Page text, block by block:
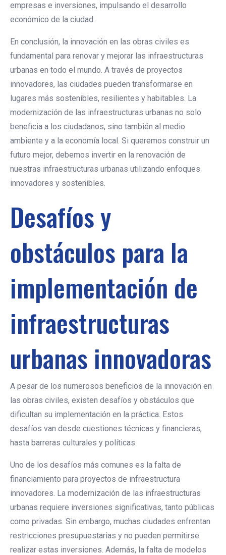
empresas e inversiones, impulsando el desarrollo
económico de la ciudad.
En conclusión, la innovación en las obras civiles es
fundamental para renovar y mejorar las infraestructuras
urbanas en todo el mundo. A través de proyectos
innovadores, las ciudades pueden transformarse en
lugares más sostenibles, resilientes y habitables. La
modernización de las infraestructuras urbanas no solo
beneficia a los ciudadanos, sino también al medio
ambiente y a la economía local. Si queremos construir un
futuro mejor, debemos invertir en la renovación de
nuestras infraestructuras urbanas utilizando enfoques
innovadores y sostenibles.
Desafíos y
obstáculos para la
implementación de
infraestructuras
urbanas innovadoras
A pesar de los numerosos beneficios de la innovación en
las obras civiles, existen desafíos y obstáculos que
dificultan su implementación en la práctica. Estos
desafíos van desde cuestiones técnicas y financieras,
hasta barreras culturales y políticas.
Uno de los desafíos más comunes es la falta de
financiamiento para proyectos de infraestructura
innovadores. La modernización de las infraestructuras
urbanas requiere inversiones significativas, tanto públicas
como privadas. Sin embargo, muchas ciudades enfrentan
restricciones presupuestarias y no pueden permitirse
realizar estas inversiones. Además, la falta de modelos